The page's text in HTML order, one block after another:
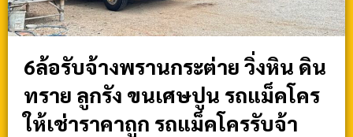
6ล้อรับจ้างพรานกระต่าย วิ่งหิน ดิน
ทราย ลูกรัง ขนเศษปูน รถแม็คโคร
ให้เช่าราคาถูก รถแม็คโครรับจ้า